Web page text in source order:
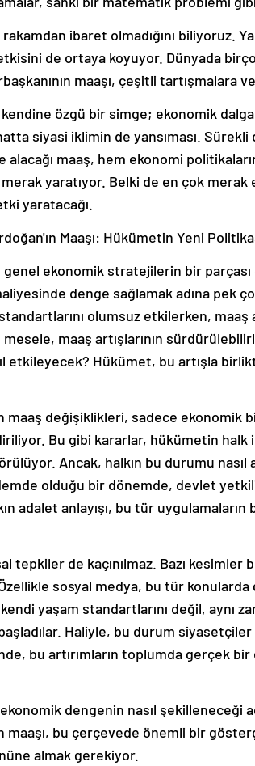
rakamdan ibaret olmadığını biliyoruz.
de ortaya koyuyor. Dünyada
maaşı, çeşitli tartışmalara
kendine özgü bir simge; ekonomik
siyasi iklimin de yansıması.
alacağı maaş, hem ekonomi
yaratıyor. Belki de en çok merak
yaratacağı.
Maaşı: Hükümetin Yeni
genel ekonomik stratejilerin bir
denge sağlamak adına pek
olumsuz etkilerken, maaş
maaş artışlarının
etkileyecek? Hükümet, bu artışla
maaş değişiklikleri, sadece ekonomik
Bu gibi kararlar, hükümetin halk
Ancak, halkın bu durumu nasıl
olduğu bir dönemde, devlet
adalet anlayışı, bu tür uygulamaların
tepkiler de kaçınılmaz. Bazı
sosyal medya, bu tür
yaşam standartlarını değil, aynı
Haliyle, bu durum
bu artırımların toplumda gerçek
dengenin nasıl şekilleneceği
maaşı, bu çerçevede önemli bir
almak gerekiyor.